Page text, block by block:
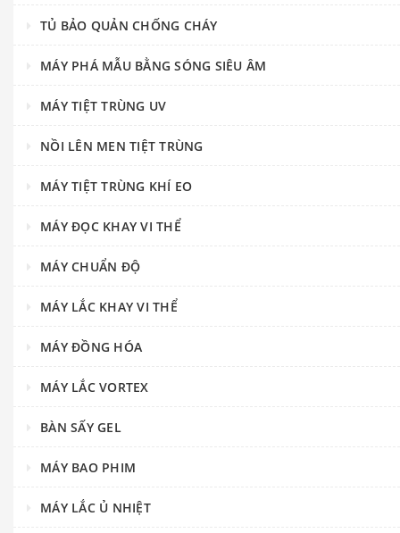
TỦ BẢO QUẢN CHỐNG CHÁY
MÁY PHÁ MẪU BẰNG SÓNG SIÊU ÂM
MÁY TIỆT TRÙNG UV
NỒI LÊN MEN TIỆT TRÙNG
MÁY TIỆT TRÙNG KHÍ EO
MÁY ĐỌC KHAY VI THỂ
MÁY CHUẨN ĐỘ
MÁY LẮC KHAY VI THỂ
MÁY ĐỒNG HÓA
MÁY LẮC VORTEX
BÀN SẤY GEL
MÁY BAO PHIM
MÁY LẮC Ủ NHIỆT